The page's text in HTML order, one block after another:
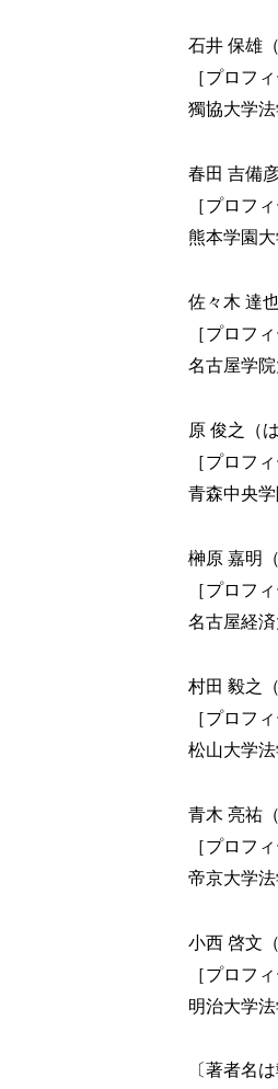
石井 保雄
［プロフィ
獨協大学
春田 吉備
［プロフィ
熊本学園
佐々木 達
［プロフィ
名古屋学
原 俊之（
［プロフィ
青森中央
榊原 嘉明
［プロフィ
名古屋経
村田 毅之
［プロフィ
松山大学
青木 亮祐
［プロフィ
帝京大学
小西 啓文
［プロフィ
明治大学
〔著者名